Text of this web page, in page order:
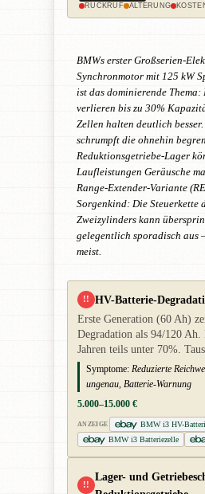
RÜCKRUF ALTERUNG
BMWs erster Großserien-
Synchronmotor mit 125 kW
ist das dominierende
verlieren bis zu 30%
Zellen halten deutlich
schrumpft die ohnehin
Reduktionsgetriebe-Lager
Laufleistungen Geräusche
Range-Extender-Variante
Sorgenkind: Die Steuerkette
Zweizylinders kann
gelegentlich sporadisch
meist.
!! HV-Batterie-
Erste Generation (60 Ah)
Degradation als 94/120 Ah.
Jahren teils unter 70%.
Symptome: Reduzierte
ungenau, Batterie-Warnung
5.000–15.000 €
ANZEIGE
BMW i3 HV-
BMW i3 Batteriezelle
!!
Lager- und